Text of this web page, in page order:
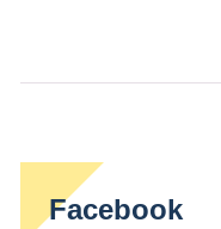
Facebook